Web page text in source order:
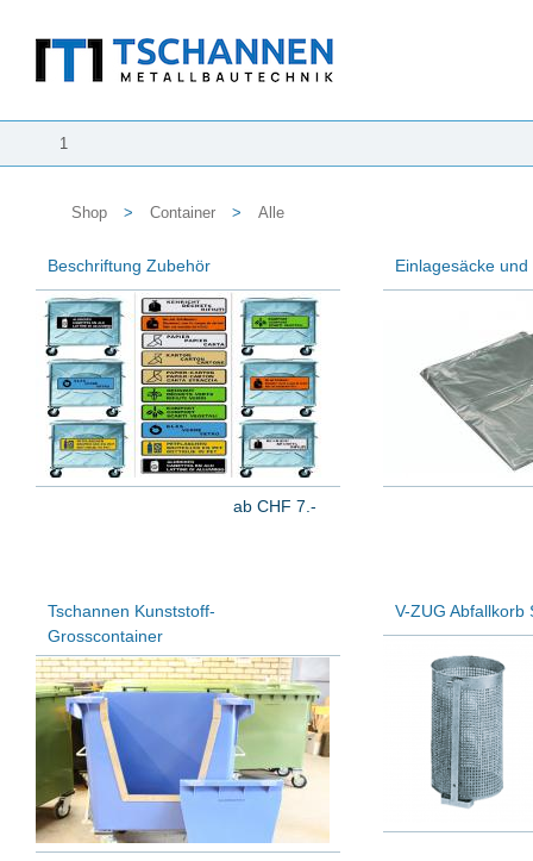
1
Shop > Container > Alle
Beschriftung Zubehör
ab CHF 7.-
Einlagesäcke
Tschannen Kunststoff-
Grosscontainer
V-ZUG Abfallkorb